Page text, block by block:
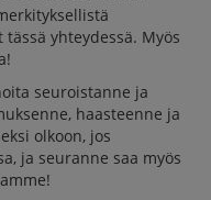
yhteydessä. Myös
seuroistanne ja
haasteenne ja
olkoon, jos
ja seuranne saa myös